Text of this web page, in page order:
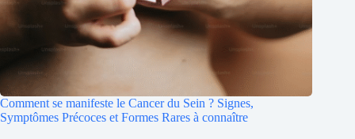
Comment se manifeste le Cancer du Sein ? Signes,
Symptômes Précoces et Formes Rares à connaître